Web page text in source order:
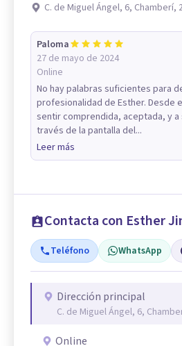
C. de Miguel Ángel, 6, Chamberí,
Paloma
27 de mayo de 2024
Online
No hay palabras suficientes para
profesionalidad de Esther. Desde
sentir comprendida, aceptada, y a
través de la pantalla del...
Leer más
Contacta con Esther
Teléfono WhatsApp
Dirección principal
C. de Miguel Ángel, 6,
Online